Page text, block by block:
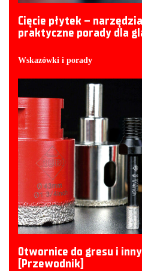
Cięcie płytek –
praktyczne porady dla
Wskazówki i porady
Otwornice do gresu i
[Przewodnik]